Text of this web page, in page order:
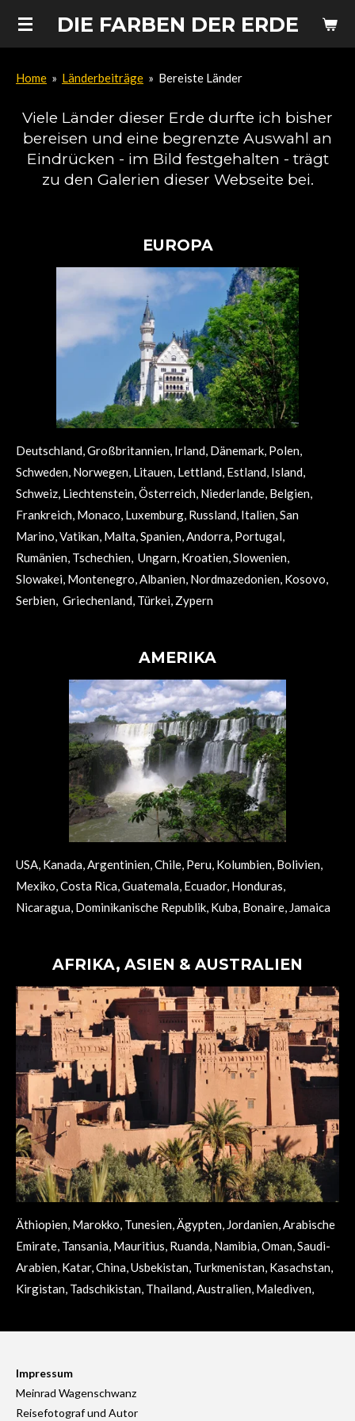
Zum
DIE FARBEN DER ERDE
Home » Länderbeiträge » Bereiste Länder
Viele Länder dieser Erde durfte ich bisher
bereisen und eine begrenzte Auswahl an
Eindrücken - im Bild festgehalten - trägt
zu den Galerien dieser Webseite bei.
EUROPA
Deutschland, Großbritannien, Irland, Dänemark, Polen,
Schweden, Norwegen, Litauen, Lettland, Estland, Island,
Schweiz, Liechtenstein, Österreich, Niederlande, Belgien,
Frankreich, Monaco, Luxemburg, Russland, Italien, San
Marino, Vatikan, Malta, Spanien, Andorra, Portugal,
Rumänien, Tschechien, Ungarn, Kroatien, Slowenien,
Slowakei, Montenegro, Albanien, Nordmazedonien, Kosovo,
Serbien, Griechenland, Türkei, Zypern
AMERIKA
USA, Kanada, Argentinien, Chile, Peru, Kolumbien, Bolivien,
Mexiko, Costa Rica, Guatemala, Ecuador, Honduras,
Nicaragua, Dominikanische Republik, Kuba, Bonaire, Jamaica
AFRIKA, ASIEN & AUSTRALIEN
Äthiopien, Marokko, Tunesien, Ägypten, Jordanien, Arabische
Emirate, Tansania, Mauritius, Ruanda, Namibia, Oman, Saudi-
Arabien, Katar, China, Usbekistan, Turkmenistan, Kasachstan,
Kirgistan, Tadschikistan, Thailand, Australien, Malediven,
Impressum
Meinrad Wagenschwanz
Reisefotograf und Autor